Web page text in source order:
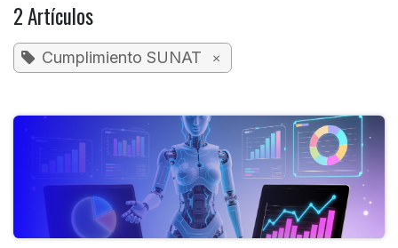
2 Artículos
Cumplimiento SUNAT ×